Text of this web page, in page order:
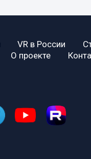
VR в России
О проекте